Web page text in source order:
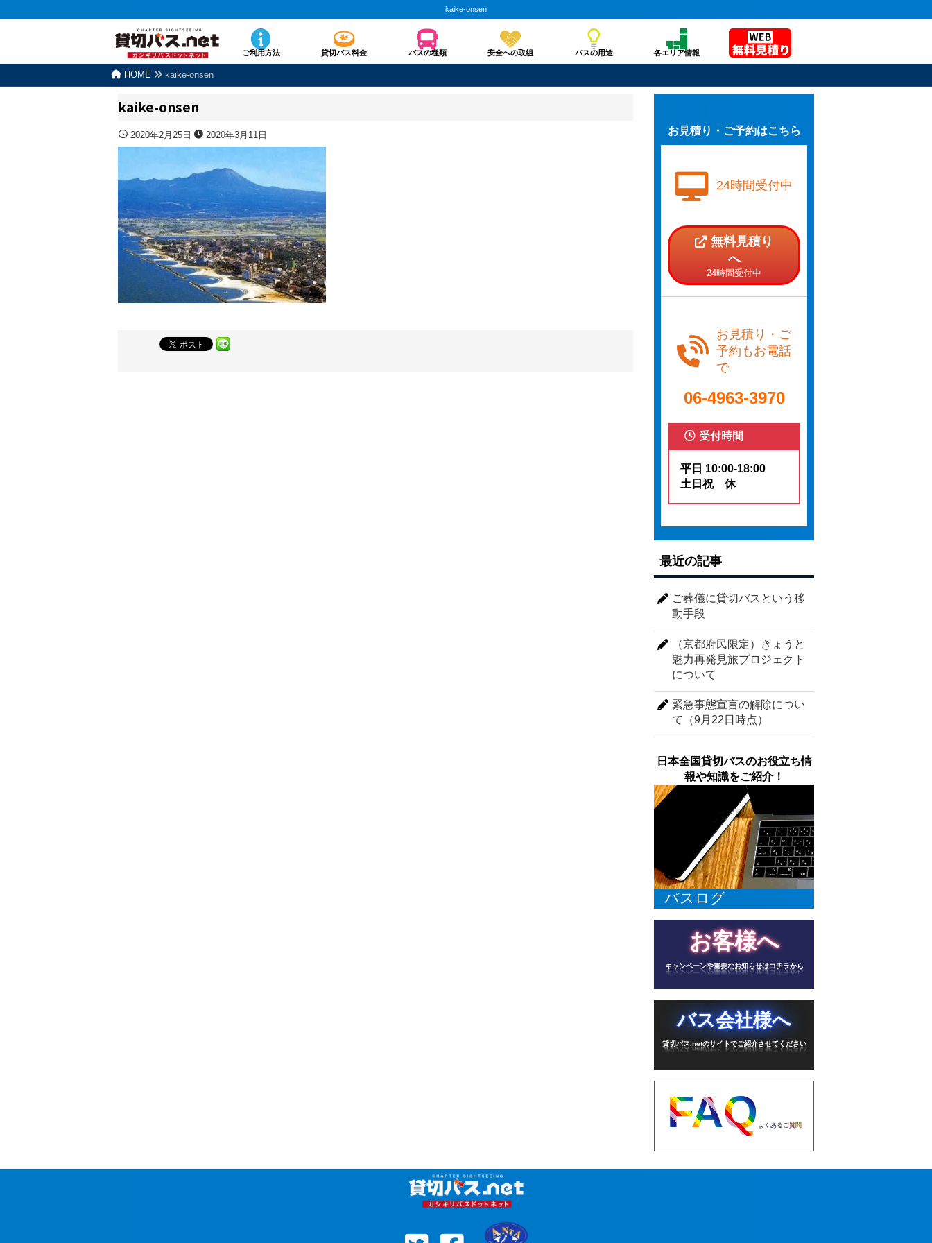
kaike-onsen
ご利用方法 貸切バス料金 バスの種類 安全への取組 バスの用途 各エリア情報
HOME kaike-onsen
kaike-onsen
2020年2月25日 2020年3月11日 お見積り・ご予約はこちら
24時間受付中
無料見積り
へ
24時間受付中
お見積り・ご
予約もお電話
で
06-4963-3970
受付時間
平日 10:00-18:00
土日祝 休
最近の記事
ご葬儀に貸切バスという移
動手段
（京都府民限定）きょうと
魅力再発見旅プロジェクト
について
緊急事態宣言の解除につい
て（9月22日時点）
日本全国貸切バスのお役立ち情
報や知識をご紹介！
バスログ
お客様へ
キャンペーンや重要なお知らせはコチラから
バス会社様へ
貸切バス.netのサイトでご紹介させてください
FAQ よくあるご質問